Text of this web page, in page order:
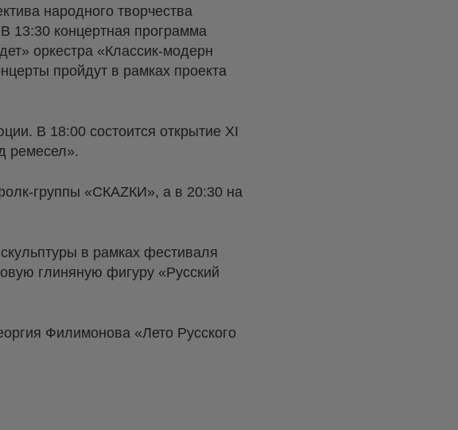
народного творчества
13:30 концертная программа
оркестра «Классик-модерн
пройдут в рамках проекта
В 18:00 состоится открытие XI
ремесел».
группы «СКАZКИ», а в 20:30 на
в рамках фестиваля
глиняную фигуру «Русский
Филимонова «Лето Русского